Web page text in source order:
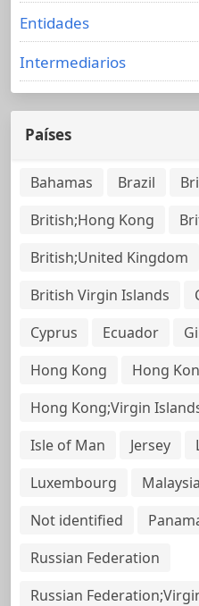
Entidades
Intermediarios
Países
Bahamas Brazil
British;Hong Kong
British;United Kingdom
British Virgin Islands
Cyprus
Ecuador
Hong Kong
Hong
Hong Kong;Virgin
Isle of Man
Jersey
Luxembourg
Malaysia
Not identified
Russian Federation
Russian